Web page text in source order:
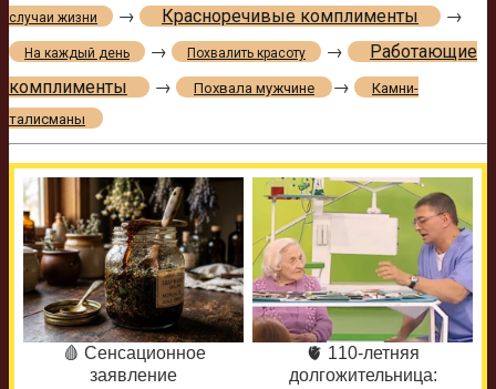
случаи жизни → Красноречивые комплименты →
На каждый день → Похвалить красоту →
Работающие
комплименты
→ Похвала мужчине →
Камни-
талисманы
🩸 Сенсационное
заявление
🫀 110-летняя
долгожительница: